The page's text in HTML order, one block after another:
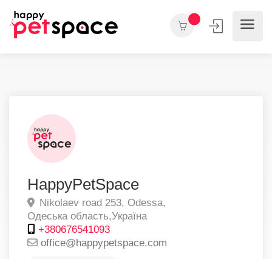
HappyPetSpace
Nikolaev road 253, Odessa,
Одеська область,Україна
+380676541093
office@happypetspace.com